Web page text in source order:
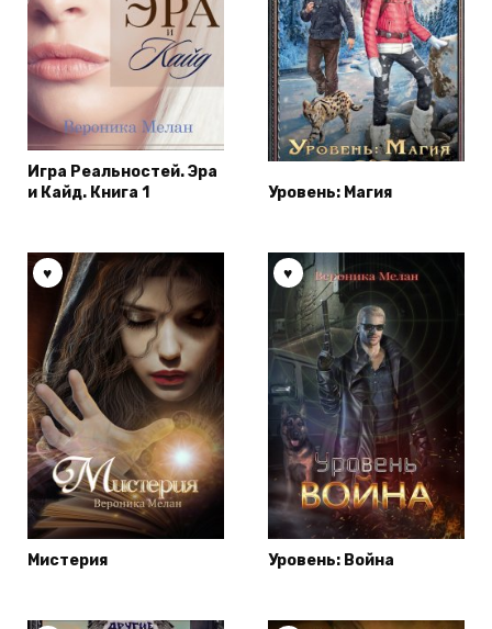
Игра Реальностей. Эра
и Кайд. Книга 1
Уровень: Магия
Мистерия Уровень: Война